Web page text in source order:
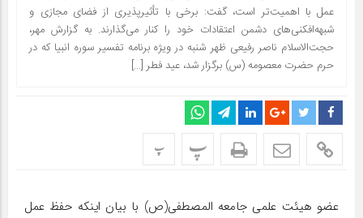
عمل با اهمیت‌تر است، گفت: برخی با تأثیرپذیری از فضای مجازی و
شبهه‌افکنی‌های دشمن اعتقادات خود را کنار می‌گذارند. به گزارش مهر،
حجت‌الاسلام ناصر رفیعی ظهر شنبه در ویژه برنامه تفسیر سوره انبیا که در
حرم حضرت معصومه (س) برگزار شد، عید فطر […]
پ پ
عضو هیئت علمی جامعه المصطفی(ص) با بیان اینکه حفظ عمل